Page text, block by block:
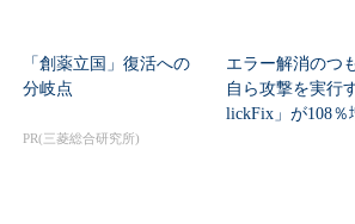
「創薬立国」復活への
分岐点
PR(三菱総合研究所)
エラー解消のつ
自ら攻撃を実行
lickFix」が108